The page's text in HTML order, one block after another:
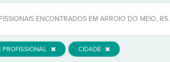
ENCONTRADOS EM ARROIO DO MEIO, RS.
PROFISSIONAL CIDADE